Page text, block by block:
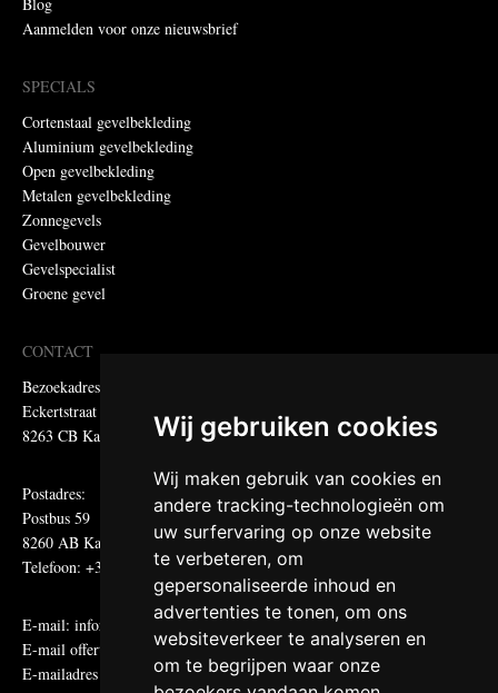
Wij gebruiken cookies
Wij maken gebruik van cookies en
andere tracking-technologieën om
uw surfervaring op onze website
te verbeteren, om
gepersonaliseerde inhoud en
advertenties te tonen, om ons
websiteverkeer te analyseren en
om te begrijpen waar onze
Aanmelden voor onze nieuwsbrief
SPECIALS
Cortenstaal gevelbekleding
Aluminium gevelbekleding
Open gevelbekleding
Metalen gevelbekleding
Zonnegevels
Gevelbouwer
Gevelspecialist
Groene gevel
CONTACT
Bezoekadres:
Eckertstraat 75
8263 CB Kampen
Postadres:
Postbus 59
8260 AB Kampen
Telefoon: +31 (0)38 331 81 81
E-mail: informatie@metadecor.nl
E-mail offertes:
calculatie@metadecor.nl
E-mailadres administratie:facturen@metadecor.nl